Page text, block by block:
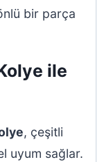
bir parça
ile
, çeşitli
uyum sağlar.